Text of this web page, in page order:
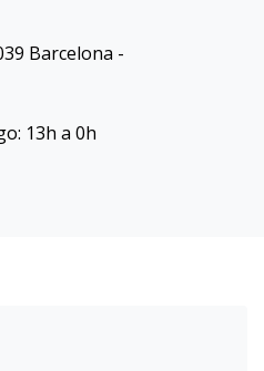
Barcelona -
13h a 0h